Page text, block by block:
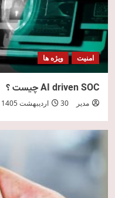
امنیت ویژه ها
AI driven SOC چیست ؟
مدیر 30 اردیبهشت 1405